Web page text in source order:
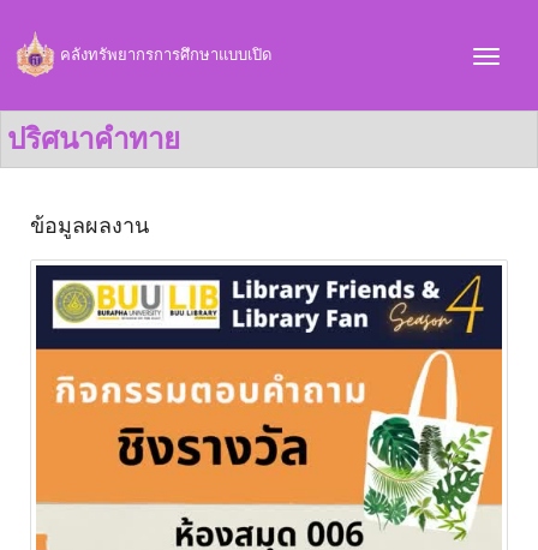
คลังทรัพยากรการศึกษาแบบเปิด
ปริศนาคำทาย
ข้อมูลผลงาน